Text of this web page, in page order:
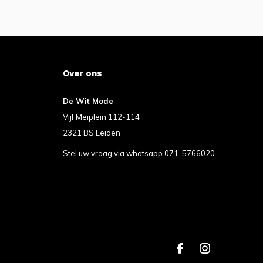
Over ons
De Wit Mode
Vijf Meiplein 112-114
2321 BS Leiden
Stel uw vraag via whatsapp 071-5766020